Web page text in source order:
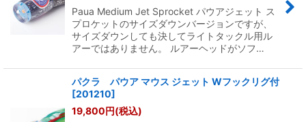
Paua Medium Jet Sprocket パウアジェット ス
プロケットのサイズダウンバージョンですが、
サイズダウンしても決してライトタックル用ル
アーではありません。 ルアーヘッドがソフ…
パクラ パウア マウス ジェット Wフックリグ付
[201210]
19,800円(税込)